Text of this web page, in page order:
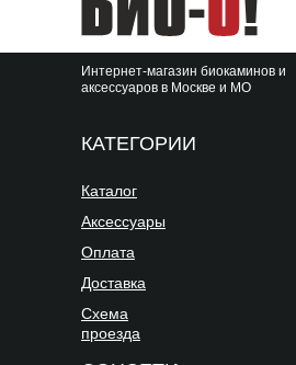
КАТЕГОРИИ
Аксессуары
Каталог
Оплата
Доставка
Схема
проезда
Интернет-магазин биокаминов и
аксессуаров в Москве и МО